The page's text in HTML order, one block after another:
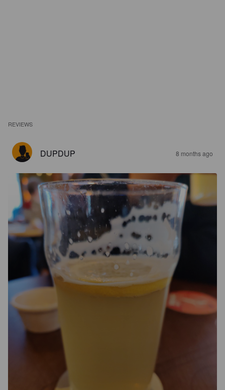
REVIEWS
DUPDUP 8 months ago